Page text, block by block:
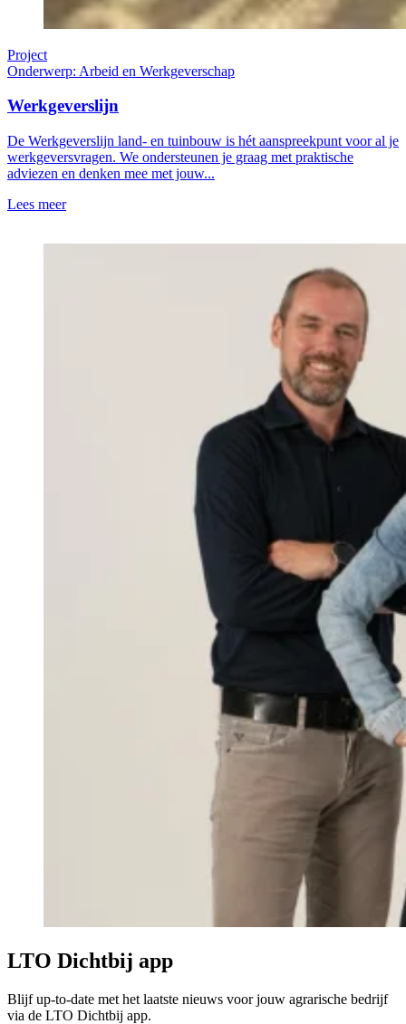
Project
Onderwerp: Arbeid en Werkgeverschap
Werkgeverslijn
De Werkgeverslijn land- en tuinbouw is hét aanspreekpunt voor al je
werkgeversvragen. We ondersteunen je graag met praktische
adviezen en denken mee met jouw...
Lees meer
LTO Dichtbij app
Blijf up-to-date met het laatste nieuws voor jouw agrarische bedrijf
via de LTO Dichtbij app.